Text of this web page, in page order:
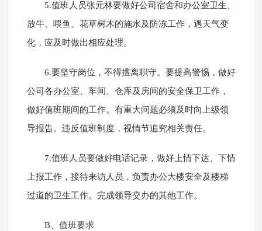
5.值班人员张元林要做好公司宿舍和办公室卫生、
放牛、喂鱼、花草树木的施水及防冻工作，遇天气变
化，应及时做出相应处理。
6.要坚守岗位，不得擅离职守。要提高警惕，做好
公司各办公室、车间、仓库及房间的安全保卫工作，
做好值班期间的工作。有重大问题必须及时向上级领
导报告。违反值班制度，视情节追究相关责任。
7.值班人员要做好电话记录，做好上情下达、下情
上报工作，接待来访人员，负责办公大楼安全及楼梯
过道的卫生工作。完成领导交办的其他工作。
B、值班要求